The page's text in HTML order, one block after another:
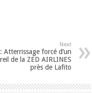
Next
Atterrissage forcé d’un
de la ZED AIRLINES
près de Lafito